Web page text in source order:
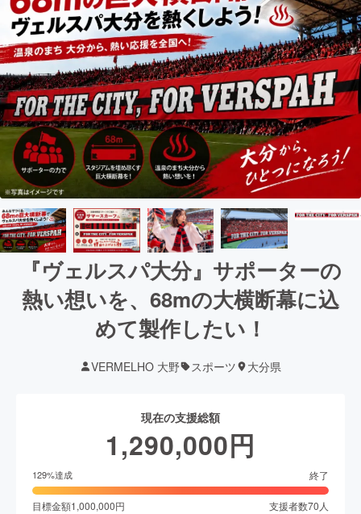
『ヴェルスパ大分』サポーターの
熱い想いを、68mの大横断幕に込
めて製作したい！
VERMELHO 大野 スポーツ 大分県
現在の支援総額
1,290,000円
129%達成 終了
目標金額1,000,000円 支援者数70 人